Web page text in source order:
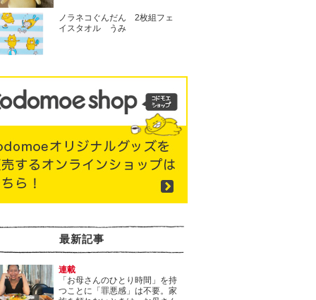
ノラネコぐんだん 2枚組フェ
イスタオル うみ
最新記事
連載
「お母さんのひとり時間」を持
つことに「罪悪感」は不要。家